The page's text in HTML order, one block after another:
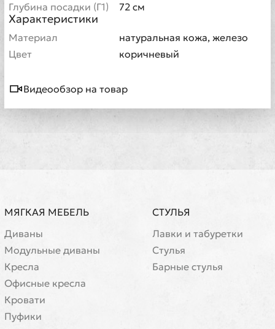
Глубина посадки (Г1)
72 см
Характеристики
Материал
натуральная кожа, железо
Цвет
коричневый
Видеообзор на товар
МЯГКАЯ МЕБЕЛЬ
Диваны
Модульные диваны
Кресла
Офисные кресла
Кровати
Пуфики
СТУЛЬЯ
Лавки и табуретки
Стулья
Барные стулья